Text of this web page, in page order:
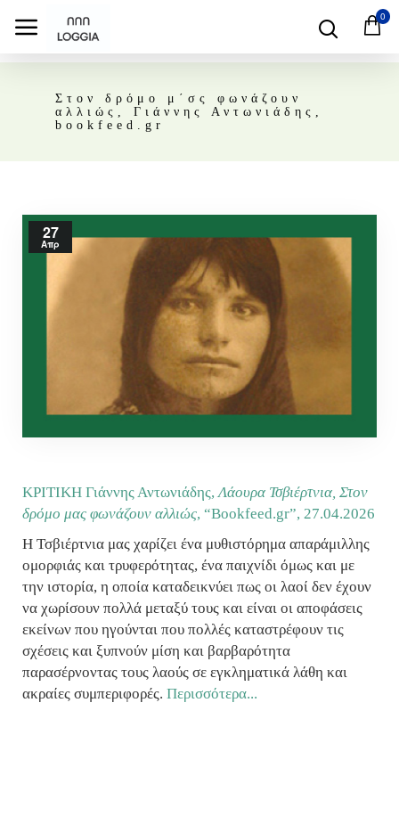
0
Στον δρόμο μ΄σς φωνάζουν
αλλιώς, Γιάννης Αντωνιάδης,
bookfeed.gr
27
Απρ
KΡΙΤΙΚΗ Γιάννης Αντωνιάδης,Λάουρα Τσβιέρτνια, Στον
δρόμο μας φωνάζουν αλλιώς, “Βookfeed.gr”, 27.04.2026
Η Τσβιέρτνια μας χαρίζει ένα μυθιστόρημα απαράμιλλης
ομορφιάς και τρυφερότητας, ένα παιχνίδι όμως και με
την ιστορία, η οποία καταδεικνύει πως οι λαοί δεν έχουν
να χωρίσουν πολλά μεταξύ τους και είναι οι αποφάσεις
εκείνων που ηγούνται που πολλές καταστρέφουν τις
σχέσεις και ξυπνούν μίση και βαρβαρότητα
παρασέρνοντας τους λαούς σε εγκληματικά λάθη και
ακραίες συμπεριφορές. Περισσότερα...